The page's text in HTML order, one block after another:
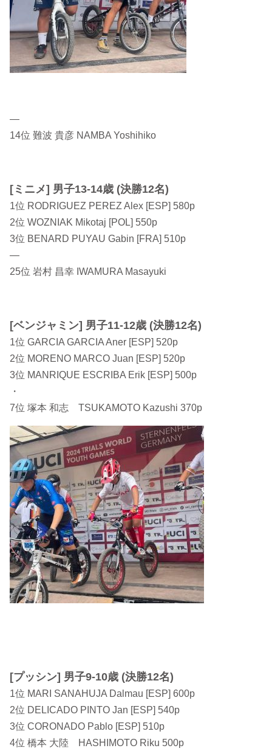
—
14位 難波 貴彦 NAMBA Yoshihiko
[ミニメ] 男子13-14歳 (決勝12名)
1位 RODRIGUEZ PEREZ Alex [ESP] 580p
2位 WOZNIAK Mikotaj [POL] 550p
3位 BENARD PUYAU Gabin [FRA] 510p
—
25位 岩村 昌幸 IWAMURA Masayuki
[ベンジャミン] 男子11-12歳 (決勝12名)
1位 GARCIA GARCIA Aner [ESP] 520p
2位 MORENO MARCO Juan [ESP] 520p
3位 MANRIQUE ESCRIBA Erik [ESP] 500p
・
7位 塚本 和志 TSUKAMOTO Kazushi 370p
[プッシン] 男子9-10歳 (決勝12名)
1位 MARI SANAHUJA Dalmau [ESP] 600p
2位 DELICADO PINTO Jan [ESP] 540p
3位 CORONADO Pablo [ESP] 510p
4位 橋本 大陸 HASHIMOTO Riku 500p